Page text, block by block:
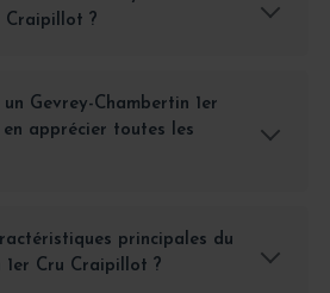
Craipillot ?
Gevrey-Chambertin 1er
apprécier toutes les
principales du
1er Cru Craipillot ?